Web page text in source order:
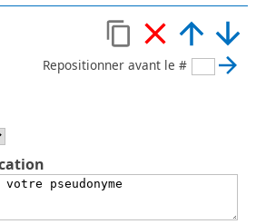
Repositionner avant le #